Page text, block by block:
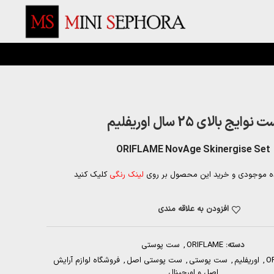
بالای 25 سال اوریفلیم
ORIFLAME NovAge Skinergise Set
موجودی و خرید این محصول بر روی لینک رنگی کلیک کنید
افزودن به علاقه مندی
دسته: ORIFLAME
, ست پوستی
, اوریفلیم , ست پوستی , ست پوستی اصل , فروشگاه لوازم آرایش